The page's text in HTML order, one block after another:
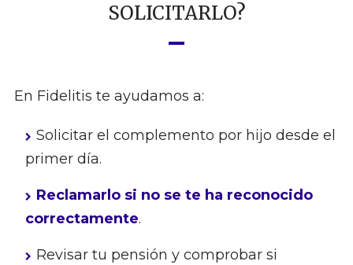
SOLICITARLO?
En Fidelitis te ayudamos a:
Solicitar el complemento por hijo desde el
primer día.
Reclamarlo si no se te ha reconocido
correctamente.
Revisar tu pensión y comprobar si